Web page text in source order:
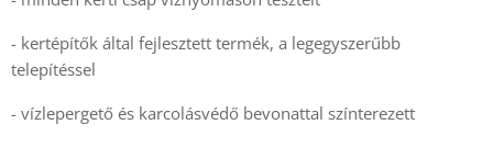
- kertépítők által fejlesztett termék, a legegyszerűbb
telepítéssel
- vízlepergető és karcolásvédő bevonattal színterezett